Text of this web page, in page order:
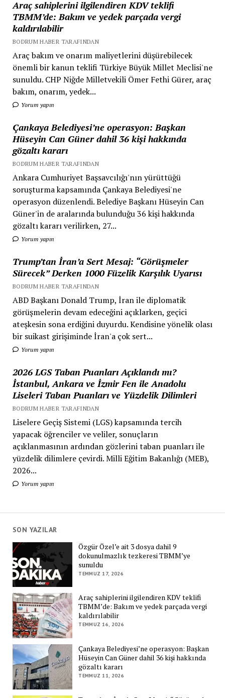
Araç sahiplerini ilgilendiren KDV teklifi
TBMM’de: Bakım ve yedek parçada vergi
kaldırılabilir
BODRUM HABER TARAFINDAN
Araç bakım ve onarım maliyetlerini düşürebilecek
önemli bir kanun teklifi Türkiye Büyük Millet Meclisi'ne
sunuldu. CHP Niğde Milletvekili Ömer Fethi Gürer, araç
bakım, onarım, yedek...
Yorum yapın
Çankaya Belediyesi’ne operasyon: Başkan
Hüseyin Can Güner dahil 36 kişi hakkında
gözaltı kararı
BODRUM HABER TARAFINDAN
Ankara Cumhuriyet Başsavcılığı'nın yürüttüğü
soruşturma kapsamında Çankaya Belediyesi'ne
operasyon düzenlendi. Belediye Başkanı Hüseyin Can
Güner'in de aralarında bulunduğu 36 kişi hakkında
gözaltı kararı verilirken, 27...
Yorum yapın
Trump’tan İran’a Sert Mesaj: “Görüşmeler
Sürecek” Derken 1000 Füzelik Karşılık Uyarısı
BODRUM HABER TARAFINDAN
ABD Başkanı Donald Trump, İran ile diplomatik
görüşmelerin devam edeceğini açıklarken, geçici
ateşkesin sona erdiğini duyurdu. Kendisine yönelik olası
bir suikast girişiminde İran'a çok sert...
Yorum yapın
2026 LGS Taban Puanları Açıklandı mı?
İstanbul, Ankara ve İzmir Fen ile Anadolu
Liseleri Taban Puanları ve Yüzdelik Dilimleri
BODRUM HABER TARAFINDAN
Liselere Geçiş Sistemi (LGS) kapsamında tercih
yapacak öğrenciler ve veliler, sonuçların
açıklanmasının ardından gözlerini taban puanları ile
yüzdelik dilimlere çevirdi. Milli Eğitim Bakanlığı (MEB),
2026...
Yorum yapın
SON YAZILAR
Özgür Özel’e ait 3 dosya dahil 9
dokunulmazlık tezkeresi TBMM’ye
sunuldu
TEMMUZ 17, 2026
Araç sahiplerini ilgilendiren KDV teklifi
TBMM’de: Bakım ve yedek parçada vergi
kaldırılabilir
TEMMUZ 16, 2026
Çankaya Belediyesi’ne operasyon: Başkan
Hüseyin Can Güner dahil 36 kişi hakkında
gözaltı kararı
TEMMUZ 11, 2026